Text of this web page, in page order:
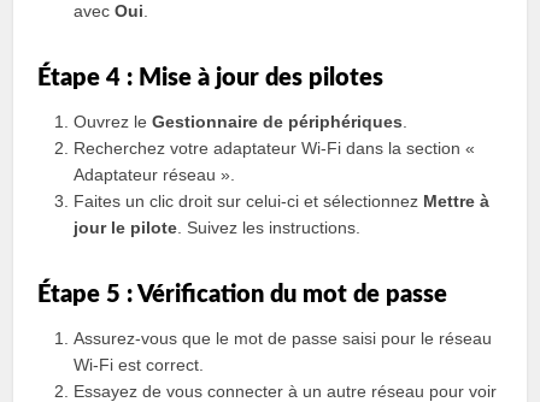
avecOui
Étape 4 : Mise à jour des pilotes
Ouvrez leGestionnaire de périphériques
Recherchez votre adaptateur Wi-Fi dans la section «
Adaptateur réseau ».
Faites un clic droit sur celui-ci et sélectionnez Mettre à
jour le pilote . Suivez les instructions.
Étape 5 : Vérification du mot de passe
Assurez-vous que le mot de passe saisi pour le réseau
Wi-Fi est correct.
Essayez de vous connecter à un autre réseau pour voir